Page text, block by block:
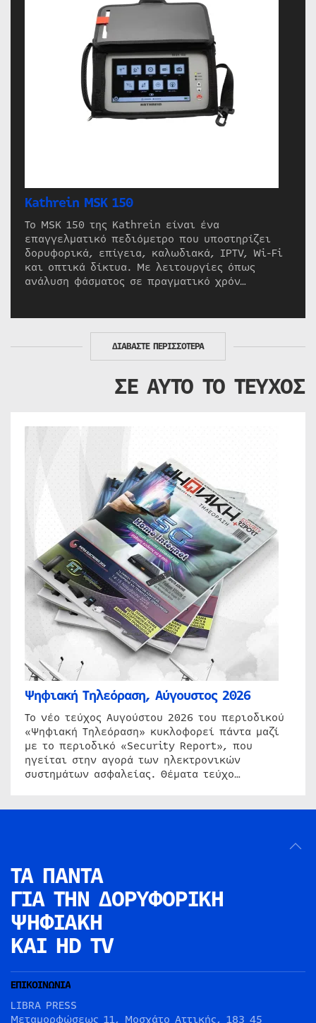
Kathrein MSK 150
Το MSK 150 της Kathrein είναι ένα
επαγγελματικό πεδιόμετρο που υποστηρίζει
δορυφορικά, επίγεια, καλωδιακά, IPTV, Wi-Fi
και οπτικά δίκτυα. Με λειτουργίες όπως
ανάλυση φάσματος σε πραγματικό χρόν…
ΔΙΑΒΑΣΤΕ ΠΕΡΙΣΣΟΤΕΡΑ
ΣΕ ΑΥΤΟ ΤΟ ΤΕΥΧΟΣ
Ψηφιακή Τηλεόραση, Αύγουστος 2026
Το νέο τεύχος Αυγούστου 2026 του περιοδικού
«Ψηφιακή Τηλεόραση» κυκλοφορεί πάντα μαζί
με το περιοδικό «Security Report», που
ηγείται στην αγορά των ηλεκτρονικών
συστημάτων ασφαλείας. Θέματα τεύχο…
ΤΑ ΠΑΝΤΑ
ΓΙΑ ΤΗΝ ΔΟΡΥΦΟΡΙΚΗ
ΨΗΦΙΑΚΗ
ΚΑΙ HD TV
ΕΠΙΚΟΙΝΩΝΙΑ
LIBRA PRESS
Μεταμορφώσεως 11, Μοσχάτο Αττικής, 183 45